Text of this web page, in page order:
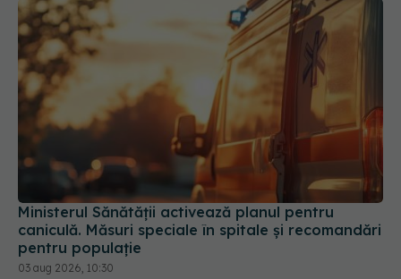
Ministerul Sănătății activează planul pentru
caniculă. Măsuri speciale în spitale și recomandări
pentru populație
03 aug 2026, 10:30